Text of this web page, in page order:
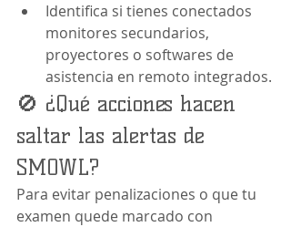
Identifica si tienes conectados
monitores secundarios,
proyectores o softwares de
asistencia en remoto integrados.
🚫 ¿Qué acciones hacen
saltar las alertas de
SMOWL?
Para evitar penalizaciones o que tu
examen quede marcado con